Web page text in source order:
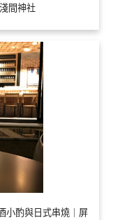
間神社
小酌與日式串燒｜屏